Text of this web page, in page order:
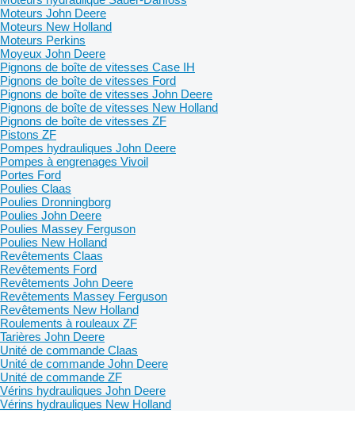
Moteurs John Deere
Moteurs New Holland
Moteurs Perkins
Moyeux John Deere
Pignons de boîte de vitesses Case IH
Pignons de boîte de vitesses Ford
Pignons de boîte de vitesses John Deere
Pignons de boîte de vitesses New Holland
Pignons de boîte de vitesses ZF
Pistons ZF
Pompes hydrauliques John Deere
Pompes à engrenages Vivoil
Portes Ford
Poulies Claas
Poulies Dronningborg
Poulies John Deere
Poulies Massey Ferguson
Poulies New Holland
Revêtements Claas
Revêtements Ford
Revêtements John Deere
Revêtements Massey Ferguson
Revêtements New Holland
Roulements à rouleaux ZF
Tarières John Deere
Unité de commande Claas
Unité de commande John Deere
Unité de commande ZF
Vérins hydrauliques John Deere
Vérins hydrauliques New Holland